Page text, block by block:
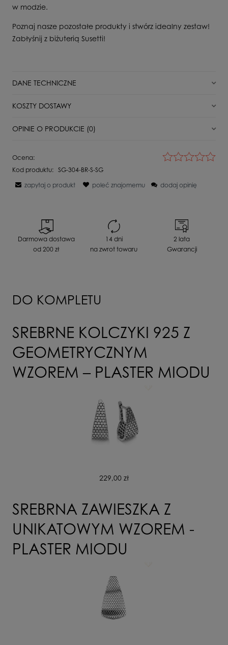
w modzie.
Poznaj nasze pozostałe produkty i stwórz idealny zestaw!
Zabłyśnij z biżuterią Susetti!
DANE TECHNICZNE
Surowiec
Inny
Inne Produkt oksydowany
KOSZTY DOSTAWY
DPD Pickup punkt odbioru/automat paczkowy
Kurier Inpost
Kurier Inpost pobranie 0,00 zł
Kurier DPD Pobranie 0,00 zł
odbiór osobisty (odbiór w siedzibie firmy) 0,00 zł
OPINIE O PRODUKCIE (0)
weryfikujemy, czy pochodzą one od klientów, którzy kupili dany
produkt.
Twoja opinia:
WYŚLIJ
Ocena:
Kod produktu: SG-304-BR-S-SG
zapytaj o produkt
poleć znajomemu dodaj opinię
Darmowa dostawa
od 200 zł
14 dni
na zwrot towaru
2 lata
Gwarancji
DO KOMPLETU
SREBRNE KOLCZYKI 925 Z
GEOMETRYCZNYM
WZOREM – PLASTER MIODU
229,00 zł
SREBRNA ZAWIESZKA Z
UNIKATOWYM WZOREM -
PLASTER MIODU